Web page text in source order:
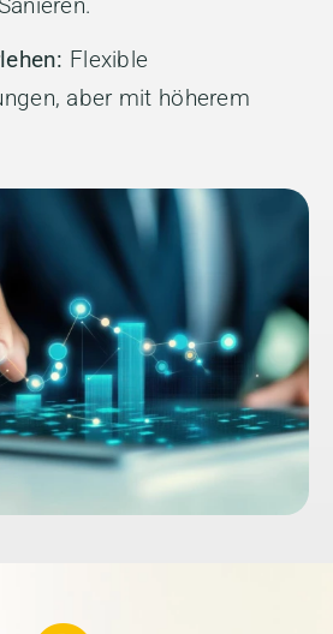
Flexible
aber mit höherem